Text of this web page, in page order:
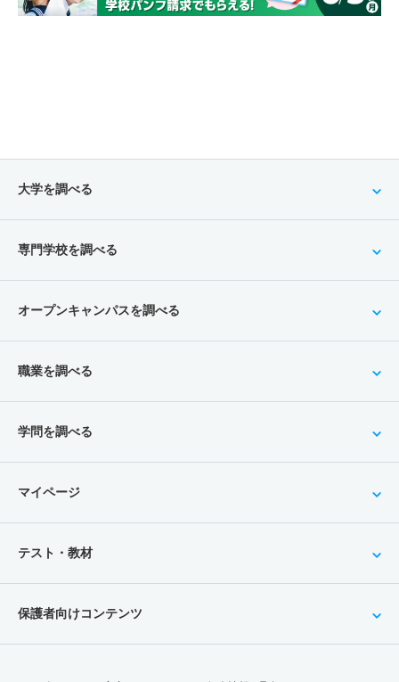
大学を調べる
専門学校を調べる
オープンキャンパスを調べる
職業を調べる
学問を調べる
マイページ
テスト・教材
保護者向けコンテンツ